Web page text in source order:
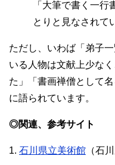
「大筆で書く一
とりと見なされて
ただし、いわば「弟子
いる人物は文献上少な
た」「書画禅僧として
に語られています。
◎関連、参考サイト
1. 石川県立美術館 （石